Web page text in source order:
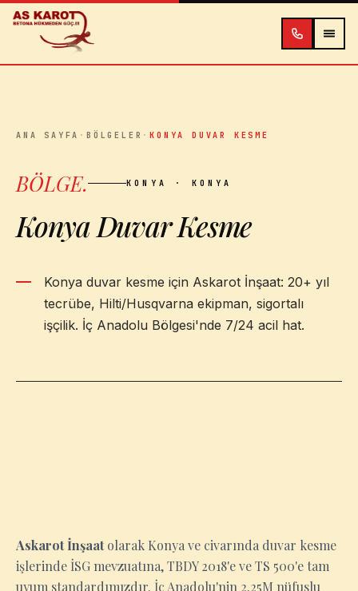
İçeriğe atla
ANA SAYFA ·BÖLGELER ·KONYA DUVAR KESME
BÖLGE. KONYA · KONYA
Konya Duvar Kesme
Konya duvar kesme için Askarot İnşaat: 20+ yıl
tecrübe, Hilti/Husqvarna ekipman, sigortalı
işçilik. İç Anadolu Bölgesi'nde 7/24 acil hat.
Askarot İnşaatolarak Konya ve civarında duvar kesme
işlerinde İSG mevzuatına, TBDY 2018'e ve TS 500'e tam
uyum standardımızdır. İç Anadolu'nin 2.25M nüfuslu